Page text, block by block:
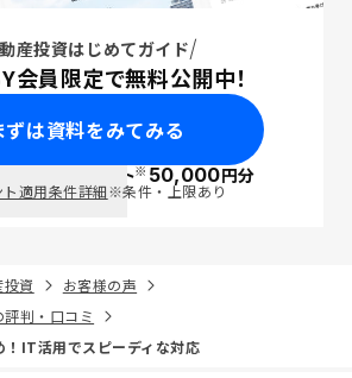
産投資はじめてガイド
会員限定で無料公開中！
ずは資料をみてみる
ポイント※50,000円分
適用条件詳細※条件・上限あり
投資
お客様の声
判・口コミ
！IT活用でスピーディな対応